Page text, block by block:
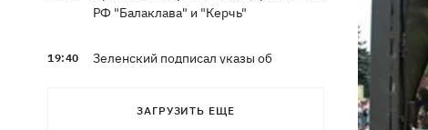
РФ "Балаклава" и "Керчь"
19:40
Зеленский подписал указы об
ЗАГРУЗИТЬ ЕЩЕ